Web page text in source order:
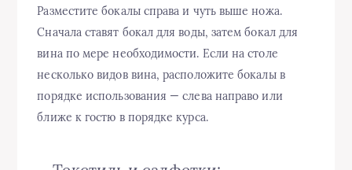
Разместите бокалы справа и чуть выше ножа.
Сначала ставят бокал для воды, затем бокал для
вина по мере необходимости. Если на столе
несколько видов вина, расположите бокалы в
порядке использования — слева направо или
ближе к гостю в порядке курса.